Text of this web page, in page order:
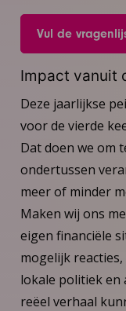
Vul de
Impact vanuit
Deze jaarlijkse
voor de vierde
Dat doen we om
ondertussen
meer of minder
Maken wij ons
eigen financiële
mogelijk
lokale politiek en
reëel verhaal